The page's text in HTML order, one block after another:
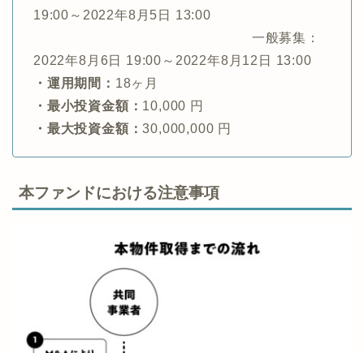
19:00～2022年8月5日 13:00
一般募集：
2022年8月6日 19:00～2022年8月12日 13:00
・運用期間： 18ヶ月
・最小投資金額： 10,000 円
・最大投資金額：30,000,000 円
本ファンドにおける注意事項